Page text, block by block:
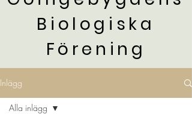
Biologiska
Förening
Inlägg
Alla inlägg